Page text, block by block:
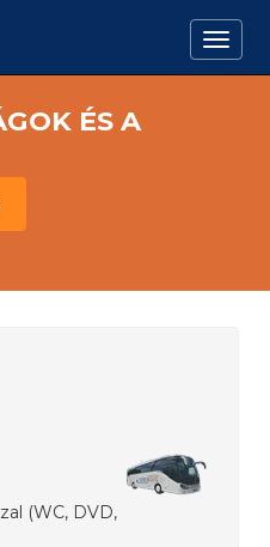
ÉS A
(WC, DVD,